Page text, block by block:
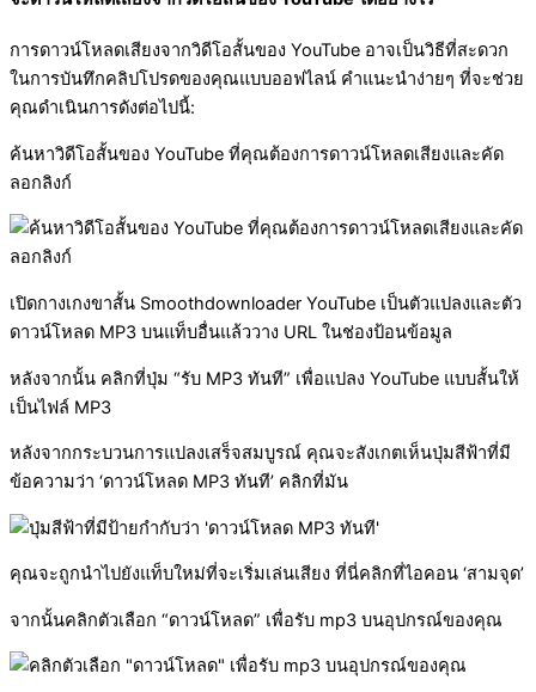
การดาวน์โหลดเสียงจากวิดีโอสั้นของ YouTube อาจเป็นวิธีที่สะดวก
ในการบันทึกคลิปโปรดของคุณแบบออฟไลน์ คำแนะนำง่ายๆ ที่จะช่วย
คุณดำเนินการดังต่อไปนี้:
ค้นหาวิดีโอสั้นของ YouTube ที่คุณต้องการดาวน์โหลดเสียงและคัด
ลอกลิงก์
เปิดกางเกงขาสั้น Smoothdownloader YouTube เป็นตัวแปลงและตัว
ดาวน์โหลด MP3 บนแท็บอื่นแล้ววาง URL ในช่องป้อนข้อมูล
หลังจากนั้น คลิกที่ปุ่ม “รับ MP3 ทันที” เพื่อแปลง YouTube แบบสั้นให้
เป็นไฟล์ MP3
หลังจากกระบวนการแปลงเสร็จสมบูรณ์ คุณจะสังเกตเห็นปุ่มสีฟ้าที่มี
ข้อความว่า ‘ดาวน์โหลด MP3 ทันที’ คลิกที่มัน
คุณจะถูกนำไปยังแท็บใหม่ที่จะเริ่มเล่นเสียง ที่นี่คลิกที่ไอคอน ‘สามจุด’
จากนั้นคลิกตัวเลือก “ดาวน์โหลด” เพื่อรับ mp3 บนอุปกรณ์ของคุณ